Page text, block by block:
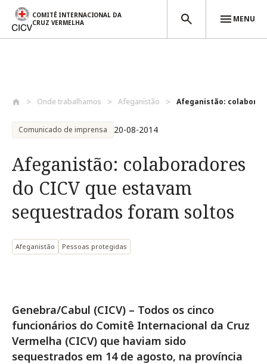
COMITÊ INTERNACIONAL DA
CRUZ VERMELHA
MENU
Onde trabalhamos Afeganistão Afeganistão:
Comunicado de imprensa 20-08-2014
Afeganistão: colaboradores
do CICV que estavam
sequestrados foram soltos
Afeganistão Pessoas protegidas
Genebra/Cabul (CICV) – Todos os cinco
funcionários do Comitê Internacional da Cruz
Vermelha (CICV) que haviam sido
sequestrados em 14 de agosto, na província